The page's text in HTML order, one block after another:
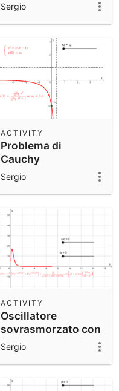
Sergio
Problema di
Cauchy
ACTIVITY
Sergio
Oscillatore
sovrasmorzato con
forzante variabile
ACTIVITY
Sergio